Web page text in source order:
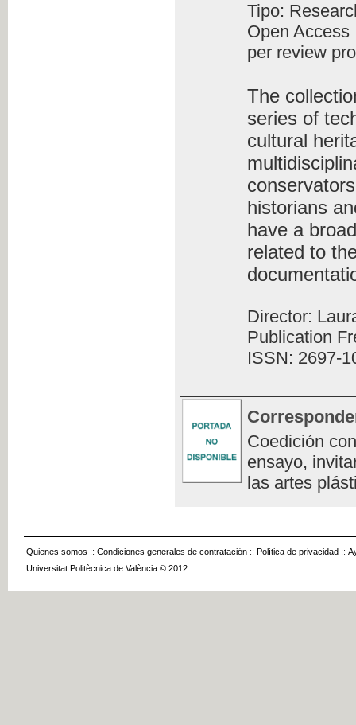
Tipo:
Open Access
per review
The
series of
cultural
historians
have a
related to
Director:
Publication
ISSN: 2697-
Coedición
ensayo,
las artes
Quienes somos :: Condiciones generales de contratación :: Política de privacidad ::
Universitat Politècnica de València © 2012